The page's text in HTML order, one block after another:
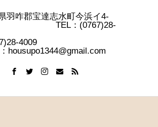
羽咋郡宝達志水町今浜イ4-
：(0767)28-
(0767)28-4009
housupo1344@gmail.com